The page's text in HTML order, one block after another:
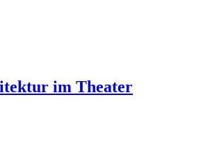
im Theater